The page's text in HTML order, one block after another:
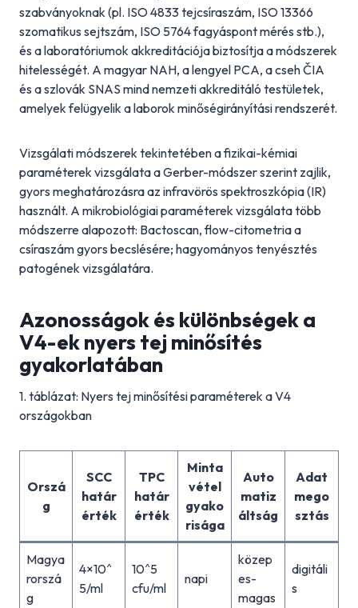
szabványoknak (pl. ISO 4833 tejcsíraszám, ISO 13366
szomatikus sejtszám, ISO 5764 fagyáspont mérés stb.),
és a laboratóriumok akkreditációja biztosítja a módszerek
hitelességét. A magyar NAH, a lengyel PCA, a cseh ČIA
és a szlovák SNAS mind nemzeti akkreditáló testületek,
amelyek felügyelik a laborok minőségirányítási rendszerét.
Vizsgálati módszerek tekintetében a fizikai-kémiai
paraméterek vizsgálata a Gerber-módszer szerint zajlik,
gyors meghatározásra az infravörös spektroszkópia (IR)
használt. A mikrobiológiai paraméterek vizsgálata több
módszerre alapozott: Bactoscan, flow-citometria a
csíraszám gyors becslésére; hagyományos tenyésztés
patogének vizsgálatára.
Azonosságok és különbségek a
V4-ek nyers tej minősítés
gyakorlatában
1. táblázat: Nyers tej minősítési paraméterek a V4
országokban
Orszá
g
SCC
határ
érték
TPC
határ
érték
Minta
vétel
gyako
risága
Auto
matiz
áltság
Adat
mego
sztás
Magya
rorszá
g
4×10^
5/ml
10^5
cfu/ml
napi
közep
es-
magas
digitáli
s